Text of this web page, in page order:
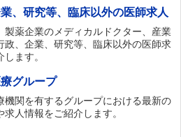
、研究等、臨床以外の医師求人
製薬企業のメディカルドクター、産業
政、企業、研究等、臨床以外の医師求
します。
グループ
機関を有するグループにおける最新の
求人情報をご紹介します。